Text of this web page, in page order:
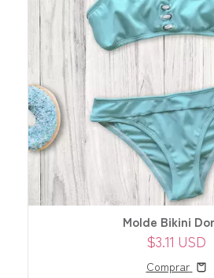
Molde Bikini
$3.11 USD
Comprar